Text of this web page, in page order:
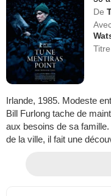
De
Irlande, 1985. Modeste
Bill Furlong tache de
aux besoins de sa
de la ville, il fait une